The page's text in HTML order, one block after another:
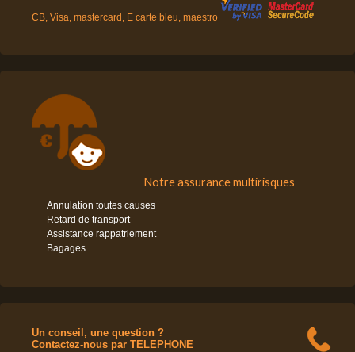
CB, Visa, mastercard, E carte bleu, maestro
Notre assurance multirisques
Annulation toutes causes
Retard de transport
Assistance rappatriement
Bagages
Un conseil, une question ?
Contactez-nous par TELEPHONE